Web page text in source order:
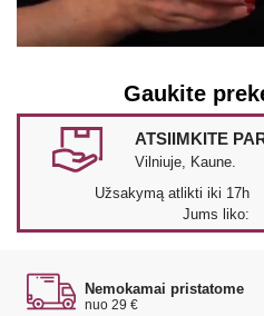
Gaukite
ATSIIMKITE
Vilniuje, Kaune.
Užsakymą atlikti iki 17h
Jums liko:
Nemokamai pristatome
nuo 29 €